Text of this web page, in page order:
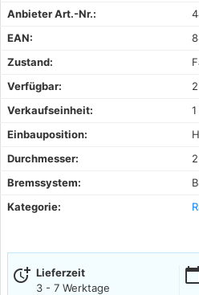
Anbieter Art.-Nr.:
EAN:
Zustand:
Verfügbar:
Verkaufseinheit:
1
Einbauposition:
Durchmesser:
Bremssystem:
Kategorie:
more_time Lieferzeit
3 - 7 Werktage